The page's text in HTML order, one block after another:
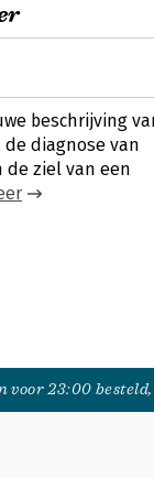
beschrijving
diagnose van
de ziel van een
voor 23:00